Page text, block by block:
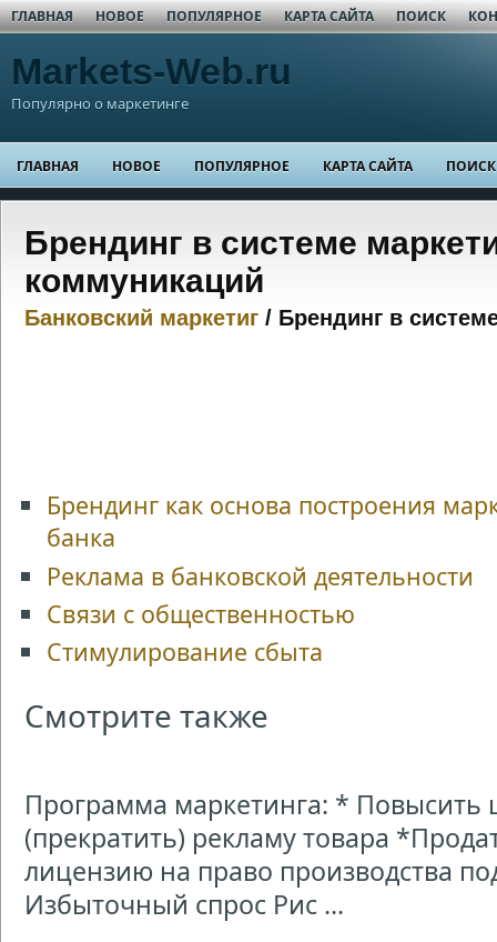
ГЛАВНАЯ НОВОЕ ПОПУЛЯРНОЕ КАРТА САЙТА ПОИСК
Markets-Web.ru
Популярно о маркетинге
ГЛАВНАЯ НОВОЕ ПОПУЛЯРНОЕ КАРТА САЙТА ПОИСК
Брендинг в системе
коммуникаций
Банковский маркетиг / Брендинг в
Брендинг как основа построения
банка
Реклама в банковской деятельности
Связи с общественностью
Стимулирование сбыта
Смотрите также
Программа маркетинга: * Повысить
(прекратить) рекламу товара
лицензию на право производства
Избыточный спрос Рис ...